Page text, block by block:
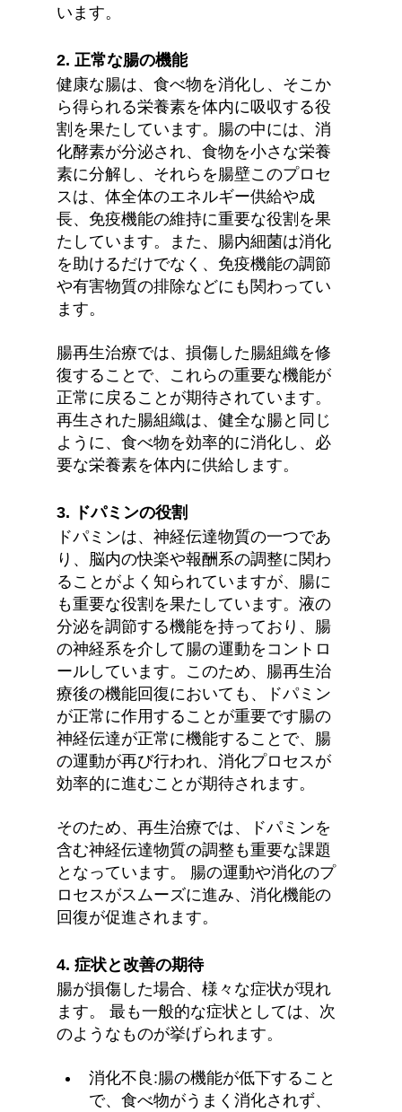
います。
2. 正常な腸の機能
健康な腸は、食べ物を消化し、そこか
ら得られる栄養素を体内に吸収する役
割を果たしています。腸の中には、消
化酵素が分泌され、食物を小さな栄養
素に分解し、それらを腸壁このプロセ
スは、体全体のエネルギー供給や成
長、免疫機能の維持に重要な役割を果
たしています。また、腸内細菌は消化
を助けるだけでなく、免疫機能の調節
や有害物質の排除などにも関わってい
ます。
腸再生治療では、損傷した腸組織を修
復することで、これらの重要な機能が
正常に戻ることが期待されています。
再生された腸組織は、健全な腸と同じ
ように、食べ物を効率的に消化し、必
要な栄養素を体内に供給します。
3. ドパミンの役割
ドパミンは、神経伝達物質の一つであ
り、脳内の快楽や報酬系の調整に関わ
ることがよく知られていますが、腸に
も重要な役割を果たしています。液の
分泌を調節する機能を持っており、腸
の神経系を介して腸の運動をコントロ
ールしています。このため、腸再生治
療後の機能回復においても、ドパミン
が正常に作用することが重要です腸の
神経伝達が正常に機能することで、腸
の運動が再び行われ、消化プロセスが
効率的に進むことが期待されます。
そのため、再生治療では、ドパミンを
含む神経伝達物質の調整も重要な課題
となっています。 腸の運動や消化のプ
ロセスがスムーズに進み、消化機能の
回復が促進されます。
4. 症状と改善の期待
腸が損傷した場合、様々な症状が現れ
ます。 最も一般的な症状としては、次
のようなものが挙げられます。
消化不良:腸の機能が低下すること
で、食べ物がうまく消化されず、